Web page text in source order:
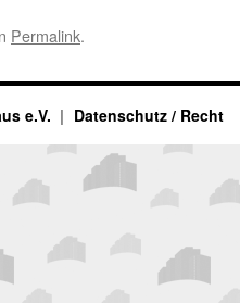
Permalink.
e.V. Datenschutz / Recht